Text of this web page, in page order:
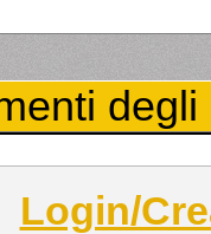
Login/